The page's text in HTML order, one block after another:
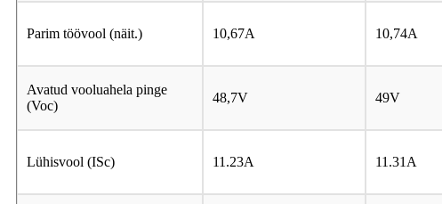
Parim töövool (näit.) 10,67A 10,74A
Avatud vooluahela pinge
(Voc)
48,7V 49V
Lühisvool (ISc) 11.23A 11.31A